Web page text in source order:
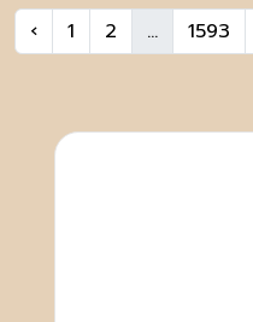
‹ 1 2 ... 1593